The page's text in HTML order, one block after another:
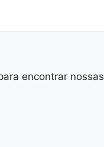
encontrar nossas